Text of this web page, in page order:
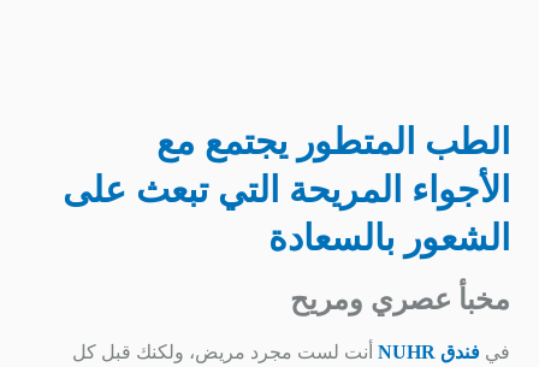
الطب المتطور يجتمع مع
الأجواء المريحة التي تبعث على
الشعور بالسعادة
مخبأ عصري ومريح
في فندق NUHR
أنت لست مجرد مريض، ولكنك قبل كل